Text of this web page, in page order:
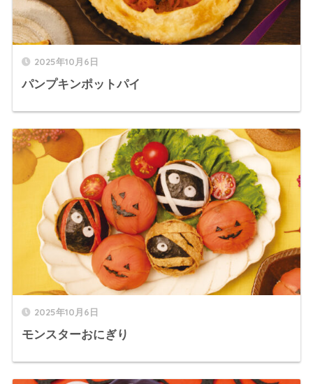
2025年10月6日
パンプキンポットパイ
2025年10月6日
モンスターおにぎり